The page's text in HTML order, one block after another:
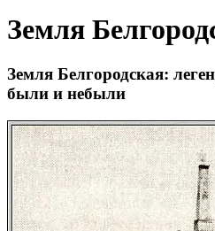
Земля
Земля Белгородская:
были и небыли